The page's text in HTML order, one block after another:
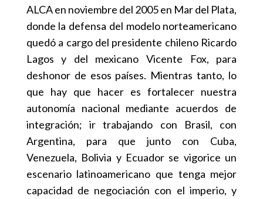
ALCA en noviembre del 2005 en Mar del Plata,
donde la defensa del modelo norteamericano
quedó a cargo del presidente chileno Ricardo
Lagos y del mexicano Vicente Fox, para
deshonor de esos países. Mientras tanto, lo
que hay que hacer es fortalecer nuestra
autonomía nacional mediante acuerdos de
integración; ir trabajando con Brasil, con
Argentina, para que junto con Cuba,
Venezuela, Bolivia y Ecuador se vigorice un
escenario latinoamericano que tenga mejor
capacidad de negociación con el imperio, y